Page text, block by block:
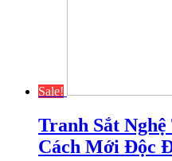
Sale!
Tranh Sắt
Cách Mới Độc